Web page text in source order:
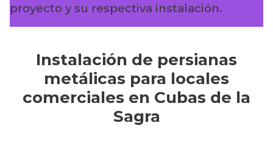
proyecto y su respectiva instalación.
Instalación de persianas
metálicas para locales
comerciales en Cubas de la
Sagra